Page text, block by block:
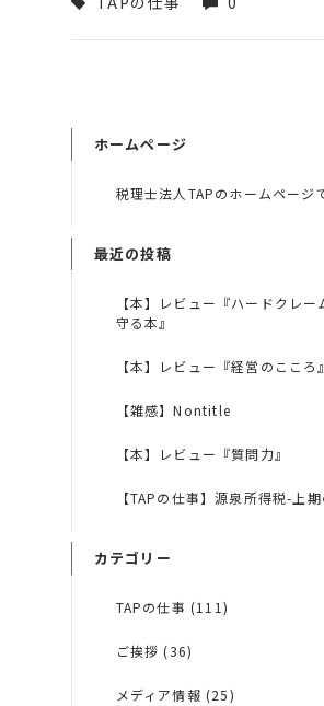
ホームページ
税理士法人TAPのホームページ
最近の投稿
【本】レビュー『ハードクレ
守る本』
【本】レビュー『経営のこころ』
【雑感】Nontitle
【本】レビュー『質問力』
【TAPの仕事】源泉所得税-上
カテゴリー
TAPの仕事 (111)
ご挨拶 (36)
メディア情報 (25)